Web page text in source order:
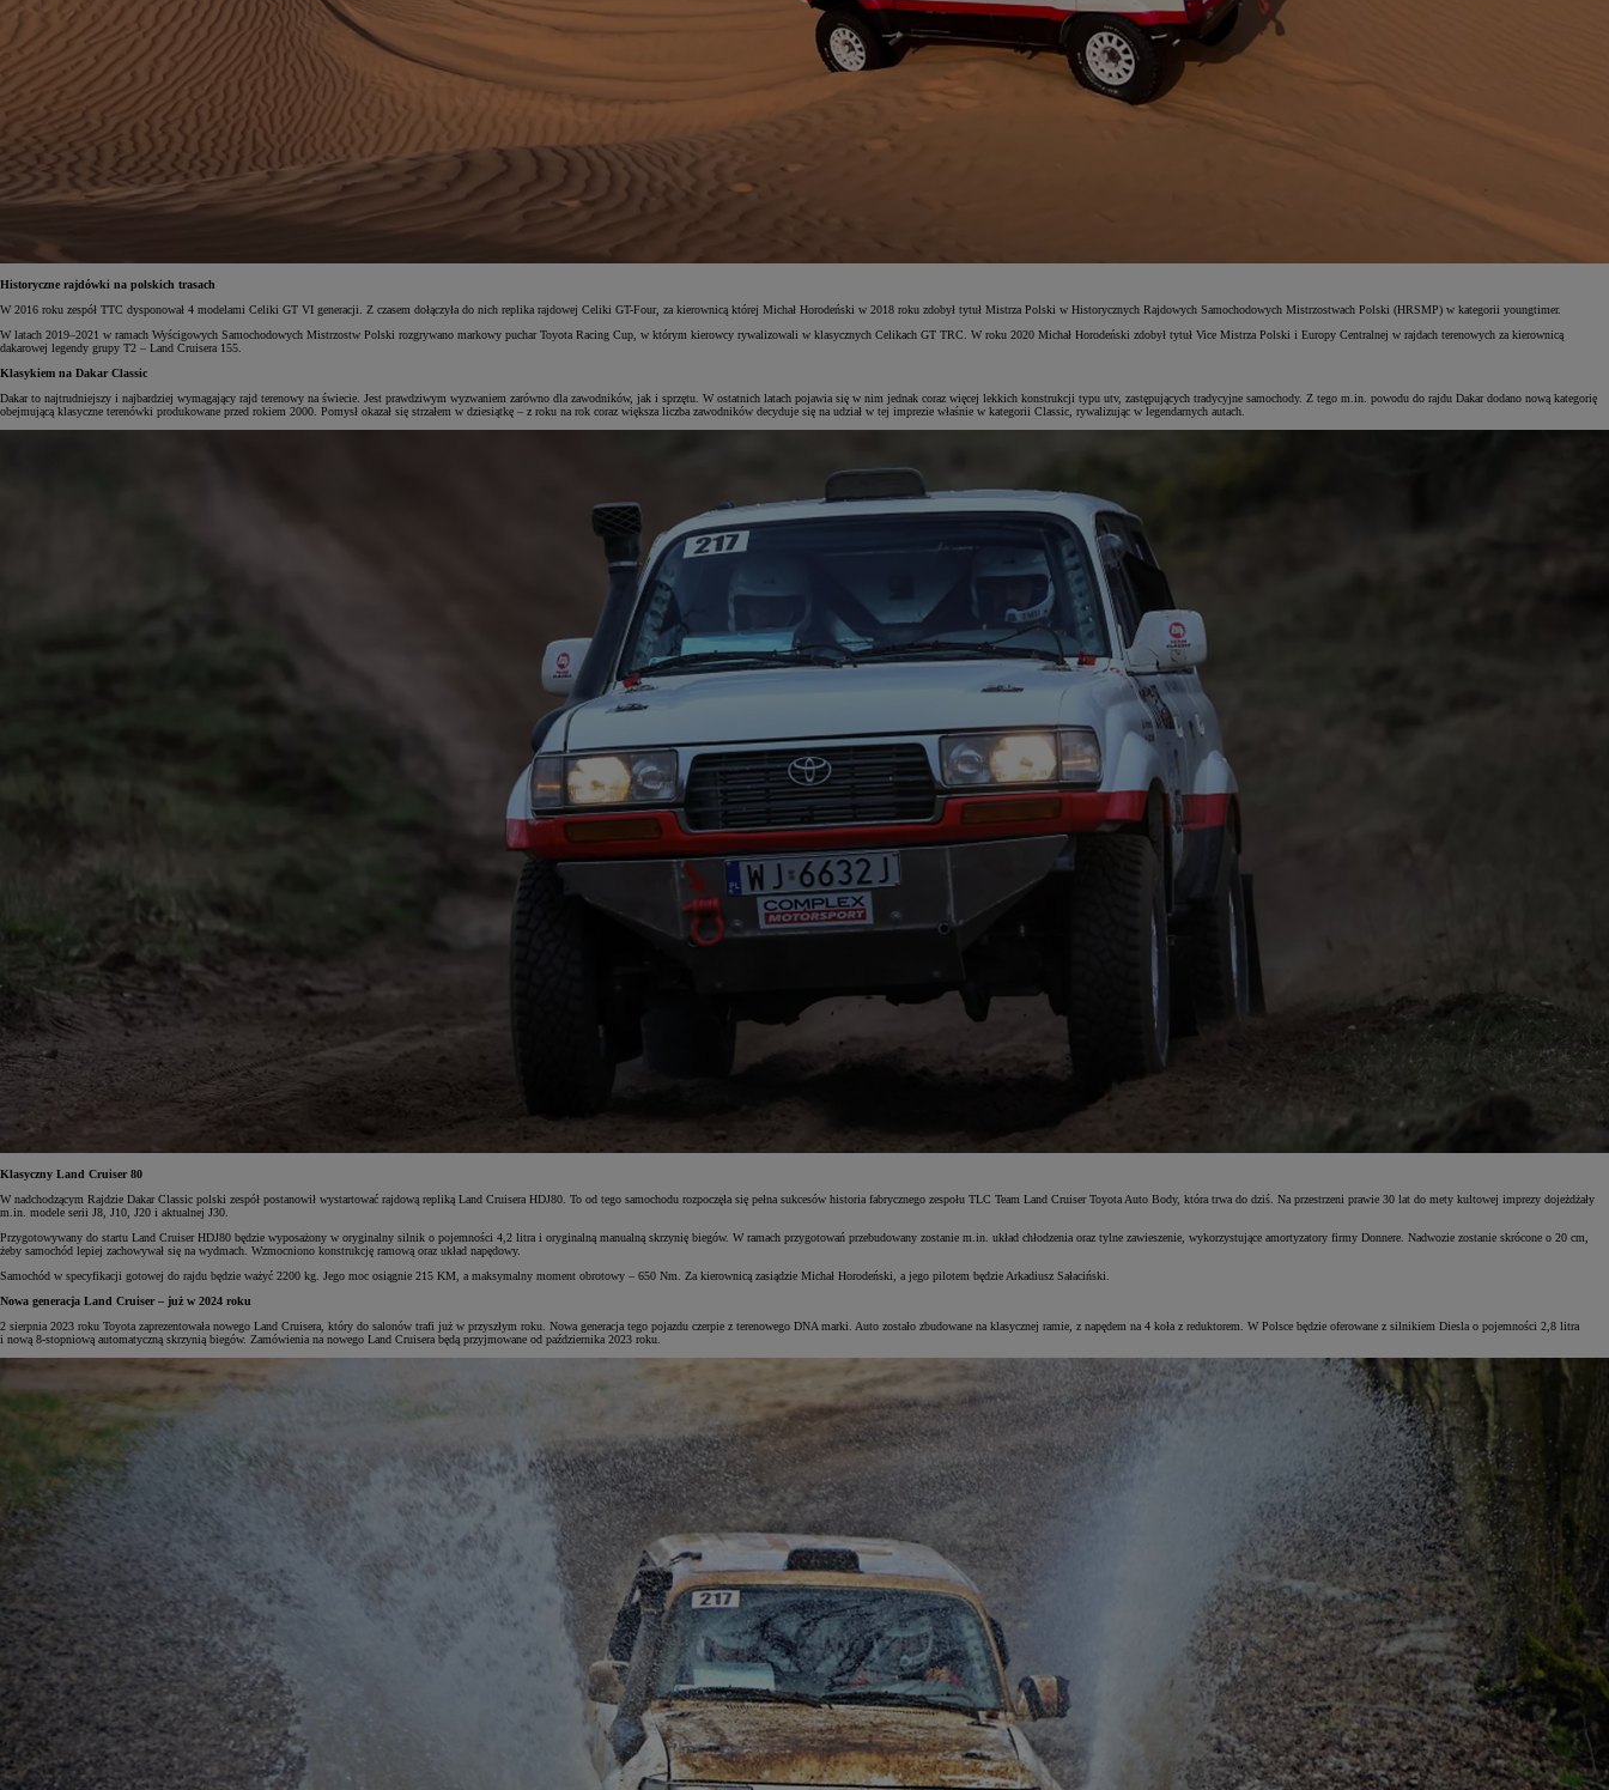
Od105 300 zł
Corolla Hatchback
HYBRID
Historyczne rajdówki na polskich trasach
W 2016 roku zespół TTC dysponował 4 modelami Celiki GT VI generacji. Z czasem dołączyła do nich replika rajdowej Celiki GT-Four, za kierownicą której Michał Horodeński w 2018 roku zdobył tytuł Mistrza Polski w Historycznych Rajdowych Samochodowych Mistrzostwach Polski (HRSMP) w kategorii youngtimer.
W latach 2019–2021 w ramach Wyścigowych Samochodowych Mistrzostw Polski rozgrywano markowy puchar Toyota Racing Cup, w którym kierowcy rywalizowali w klasycznych Celikach GT TRC. W roku 2020 Michał Horodeński zdobył tytuł Vice Mistrza Polski i Europy Centralnej w rajdach terenowych za kierownicą
dakarowej legendy grupy T2 – Land Cruisera 155.
Klasykiem na Dakar Classic
Dakar to najtrudniejszy i najbardziej wymagający rajd terenowy na świecie. Jest prawdziwym wyzwaniem zarówno dla zawodników, jak i sprzętu. W ostatnich latach pojawia się w nim jednak coraz więcej lekkich konstrukcji typu utv, zastępujących tradycyjne samochody. Z tego m.in. powodu do rajdu Dakar dodano nową kategorię
obejmującą klasyczne terenówki produkowane przed rokiem 2000. Pomysł okazał się strzałem w dziesiątkę – z roku na rok coraz większa liczba zawodników decyduje się na udział w tej imprezie właśnie w kategorii Classic, rywalizując w legendarnych autach.
Klasyczny Land Cruiser 80
W nadchodzącym Rajdzie Dakar Classic polski zespół postanowił wystartować rajdową repliką Land Cruisera HDJ80. To od tego samochodu rozpoczęła się pełna sukcesów historia fabrycznego zespołu TLC Team Land Cruiser Toyota Auto Body, która trwa do dziś. Na przestrzeni prawie 30 lat do mety kultowej imprezy dojeżdżały
m.in. modele serii J8, J10, J20 i aktualnej J30.
Przygotowywany do startu Land Cruiser HDJ80 będzie wyposażony w oryginalny silnik o pojemności 4,2 litra i oryginalną manualną skrzynię biegów. W ramach przygotowań przebudowany zostanie m.in. układ chłodzenia oraz tylne zawieszenie, wykorzystujące amortyzatory firmy Donnere. Nadwozie zostanie skrócone o 20 cm,
żeby samochód lepiej zachowywał się na wydmach. Wzmocniono konstrukcję ramową oraz układ napędowy.
Samochód w specyfikacji gotowej do rajdu będzie ważyć 2200 kg. Jego moc osiągnie 215 KM, a maksymalny moment obrotowy – 650 Nm. Za kierownicą zasiądzie Michał Horodeński, a jego pilotem będzie Arkadiusz Sałaciński.
Nowa generacja Land Cruiser – już w 2024 roku
2 sierpnia 2023 roku Toyota zaprezentowała nowego Land Cruisera, który do salonów trafi już w przyszłym roku. Nowa generacja tego pojazdu czerpie z terenowego DNA marki. Auto zostało zbudowane na klasycznej ramie, z napędem na 4 koła z reduktorem. W Polsce będzie oferowane z silnikiem Diesla o pojemności 2,8 litra
i nową 8-stopniową automatyczną skrzynią biegów. Zamówienia na nowego Land Cruisera będą przyjmowane od października 2023 roku.